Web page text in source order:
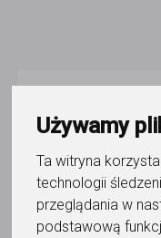
Używamy
Ta witryna
technologii
przeglądania w
podstawową
Oznacz